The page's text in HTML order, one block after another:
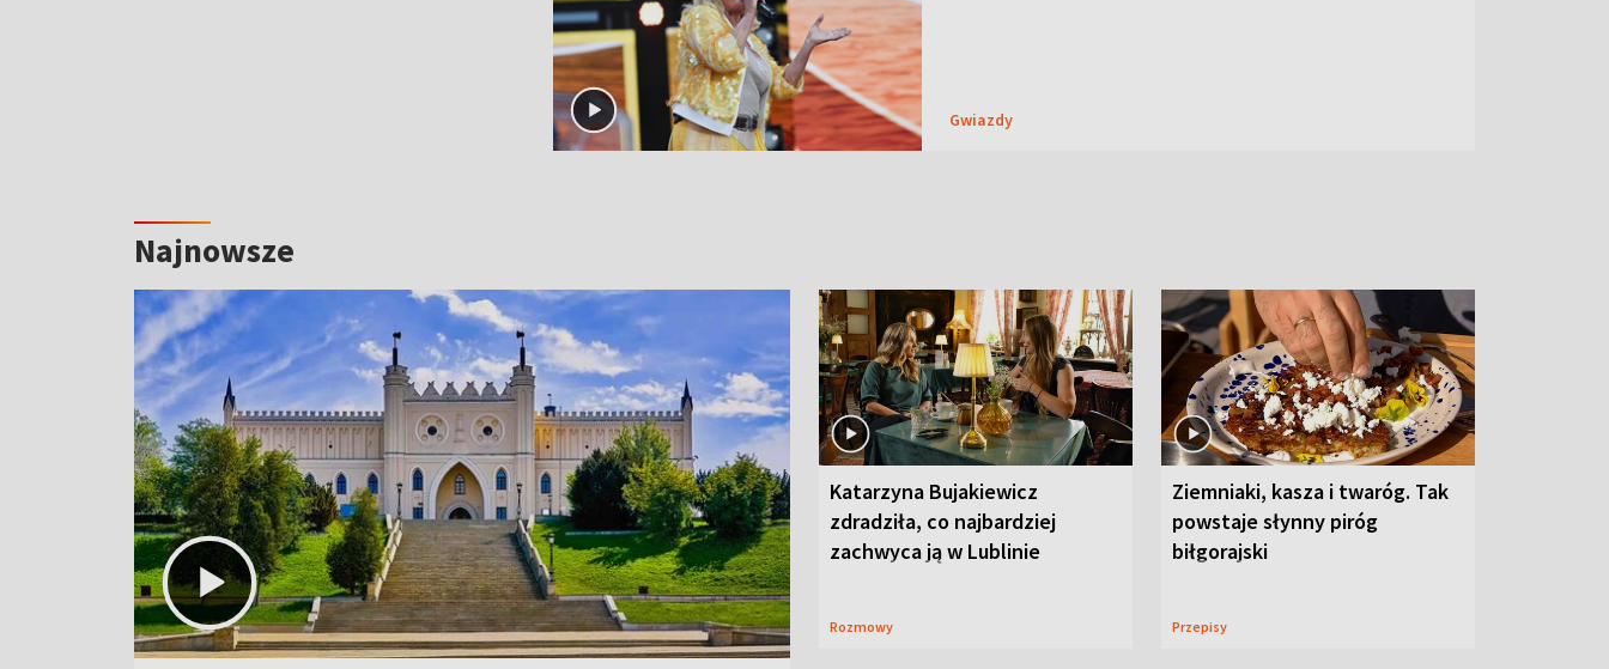
Gwiazdy
Najnowsze
Katarzyna Bujakiewicz
zdradziła, co najbardziej
zachwyca ją w Lublinie
Rozmowy
Ziemniaki, kasza i twaróg. Tak
powstaje słynny piróg
biłgorajski
Przepisy